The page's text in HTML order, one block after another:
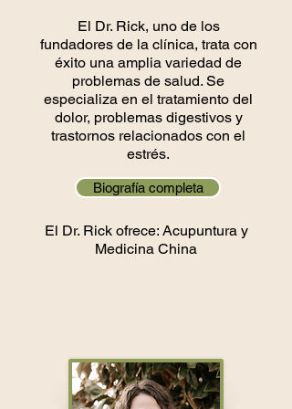
El Dr. Rick, uno de los
fundadores de la clínica, trata con
éxito una amplia variedad de
problemas de salud. Se
especializa en el tratamiento del
dolor, problemas digestivos y
trastornos relacionados con el
estrés.
Biografía completa
El Dr. Rick ofrece: Acupuntura y
Medicina China